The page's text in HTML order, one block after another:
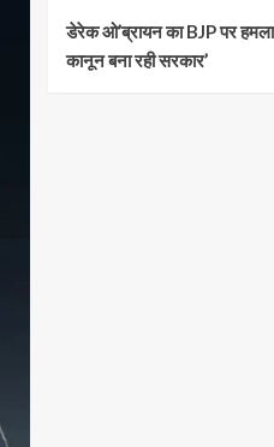
डेरेक ओ’ब्रायन का BJP पर
कानून बना रही सरकार’